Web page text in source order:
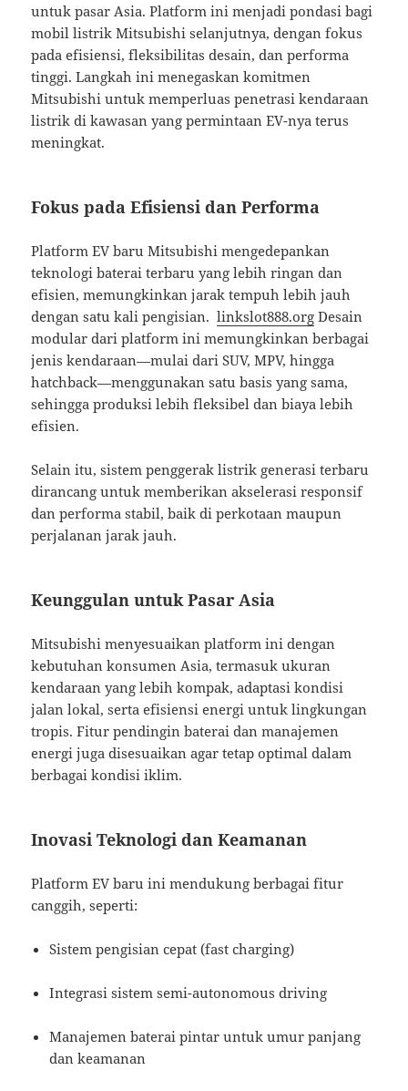
untuk pasar Asia. Platform ini menjadi pondasi bagi
mobil listrik Mitsubishi selanjutnya, dengan fokus
pada efisiensi, fleksibilitas desain, dan performa
tinggi. Langkah ini menegaskan komitmen
Mitsubishi untuk memperluas penetrasi kendaraan
listrik di kawasan yang permintaan EV-nya terus
meningkat.
Fokus pada Efisiensi dan Performa
Platform EV baru Mitsubishi mengedepankan
teknologi baterai terbaru yang lebih ringan dan
efisien, memungkinkan jarak tempuh lebih jauh
dengan satu kali pengisian.linkslot888.org Desain
modular dari platform ini memungkinkan berbagai
jenis kendaraan—mulai dari SUV, MPV, hingga
hatchback—menggunakan satu basis yang sama,
sehingga produksi lebih fleksibel dan biaya lebih
efisien.
Selain itu, sistem penggerak listrik generasi terbaru
dirancang untuk memberikan akselerasi responsif
dan performa stabil, baik di perkotaan maupun
perjalanan jarak jauh.
Keunggulan untuk Pasar Asia
Mitsubishi menyesuaikan platform ini dengan
kebutuhan konsumen Asia, termasuk ukuran
kendaraan yang lebih kompak, adaptasi kondisi
jalan lokal, serta efisiensi energi untuk lingkungan
tropis. Fitur pendingin baterai dan manajemen
energi juga disesuaikan agar tetap optimal dalam
berbagai kondisi iklim.
Inovasi Teknologi dan Keamanan
Platform EV baru ini mendukung berbagai fitur
canggih, seperti:
Sistem pengisian cepat (fast charging)
Integrasi sistem semi-autonomous driving
Manajemen baterai pintar untuk umur panjang
dan keamanan